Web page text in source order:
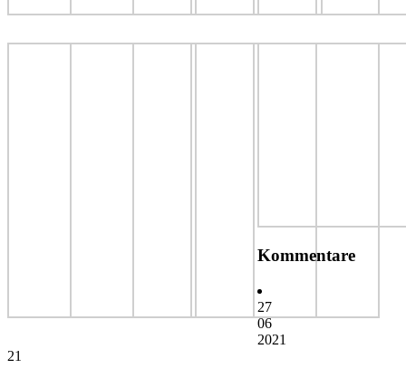
Kommentare
27
06
2021
21